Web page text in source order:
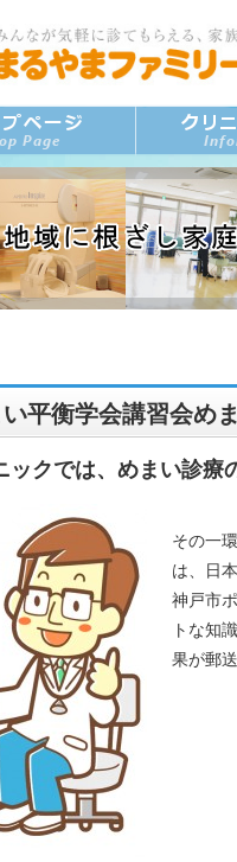
平衡学会講習会め
ックでは、めまい診療
その一
は、日
神戸市
トな知
果が郵